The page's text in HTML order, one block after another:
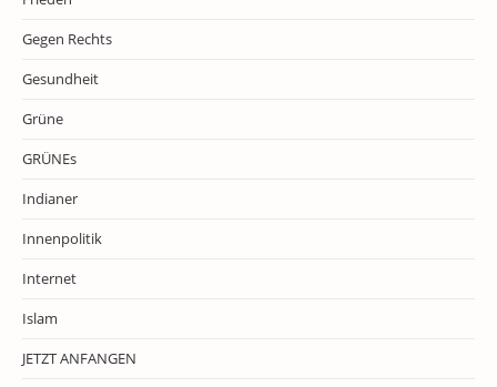
Gegen Rechts
Gesundheit
Grüne
GRÜNEs
Indianer
Innenpolitik
Internet
Islam
JETZT ANFANGEN